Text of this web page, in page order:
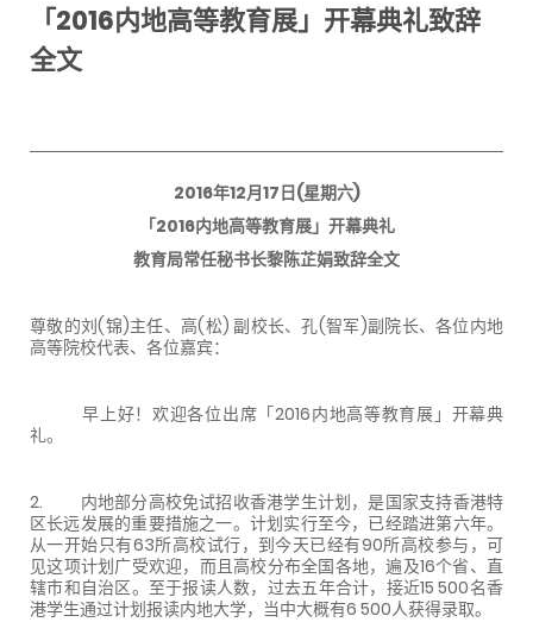
「2016内地高等教育展」开幕典礼致辞
全文
2016年12月17日(星期六)
「2016内地高等教育展」开幕典礼
教育局常任秘书长黎陈芷娟致辞全文
尊敬的刘(锦)主任、高(松) 副校长、孔(智军)副院长、各位内地
高等院校代表、各位嘉宾：
早上好！欢迎各位出席「2016内地高等教育展」开幕典
礼。
2. 内地部分高校免试招收香港学生计划，是国家支持香港特
区长远发展的重要措施之一。计划实行至今，已经踏进第六年。
从一开始只有63所高校试行，到今天已经有90所高校参与，可
见这项计划广受欢迎，而且高校分布全国各地，遍及16个省、直
辖市和自治区。至于报读人数，过去五年合计，接近15 500名香
港学生通过计划报读内地大学，当中大概有6 500人获得录取。